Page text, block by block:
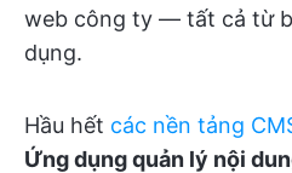
web công ty — tất cả từ
dụng.
Hầu hết các nền tảng
Ứng dụng quản lý nội